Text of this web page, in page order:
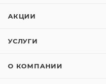
АКЦИИ
УСЛУГИ
О КОМПАНИИ